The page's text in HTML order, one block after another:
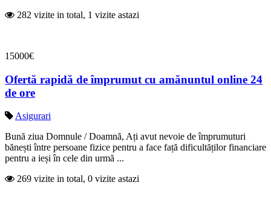
282 vizite in total, 1 vizite astazi
15000€
Ofertă rapidă de împrumut cu amănuntul online 24
de ore
Asigurari
Bună ziua Domnule / Doamnă, Ați avut nevoie de împrumuturi
bănești între persoane fizice pentru a face față dificultăților financiare
pentru a ieși în cele din urmă ...
269 vizite in total, 0 vizite astazi